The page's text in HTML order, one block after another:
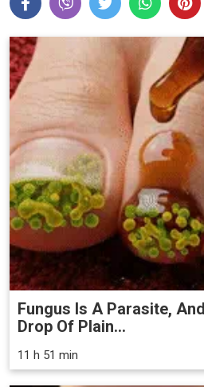
Fungus Is A Parasite,
Drop Of Plain...
11 h 51 min